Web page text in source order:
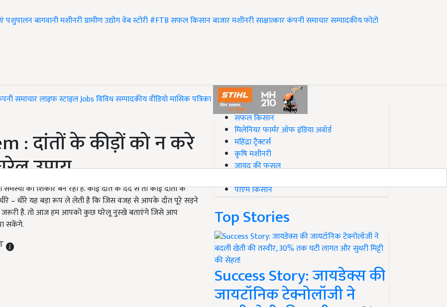
पशुपालनबागवानीमशीनरीग्रामीण उद्योगवेब स्टोरी#FTBसफल किसानबाजारमशीनरीसाक्षात्कारकंपनी समाचारसम्पादकीयफोटो
समाचारलाइफ स्टाइलJobsविविधसम्पादकीयवीडियोमासिक पत्रिका
: दांतों के कीड़ों को न करे
उपाय
का शिकार बन रहा है. कोई दाँत के दर्द से तो कोई दांतों के
धीरे – धीरे यह बड़ा रूप ले लेती है कि जिस वजह से आपके दाँत पूरे सड़ने
जरूरी है. तो आज हम आपको कुछ घरेलू नुस्खे बताएंगे जिसे आप
सकेंगे.
#Top on Krishi Jagran
सफल किसान
मिलेनियर फार्मर ऑफ इंडिया अवॉर्ड
महिंद्रा ट्रैक्टर्स
कृषि मशीनरी
जायद की फसल
पीएम किसान
Top Stories
Success Story: जायडेक्स की
जायटॉनिक टेक्नोलॉजी ने